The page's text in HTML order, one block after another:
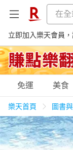
立即加入樂天會員
購物網分類
天天免運
免運 美食
樂天首頁 圖書